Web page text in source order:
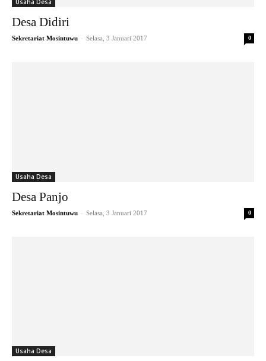
Usaha Desa
Desa Didiri
Sekretariat Mosintuwu - Selasa, 3 Januari 2017 0
Usaha Desa
Desa Panjo
Sekretariat Mosintuwu - Selasa, 3 Januari 2017 0
Usaha Desa